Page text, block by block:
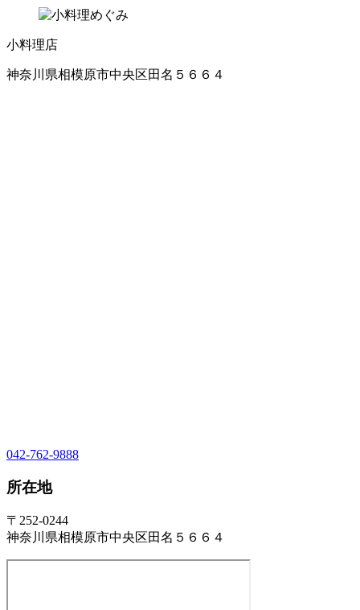
小料理店
神奈川県相模原市中央区田名５６６４
042-762-9888
所在地
〒252-0244
神奈川県相模原市中央区田名５６６４